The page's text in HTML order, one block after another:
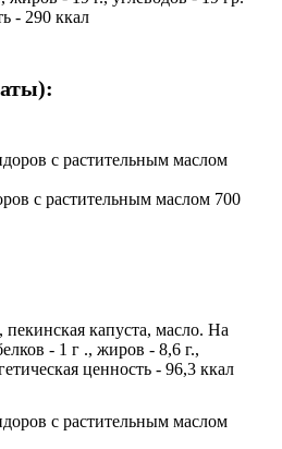
- 290 ккал
с растительным маслом 700
капуста, масло. На
- 1 г ., жиров - 8,6 г.,
ценность - 96,3 ккал